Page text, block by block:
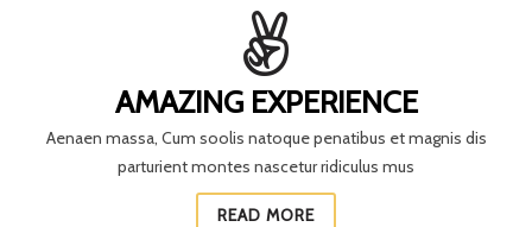
AMAZING EXPERIENCE
Aenaen massa, Cum soolis natoque penatibus et magnis dis
parturient montes nascetur ridiculus mus
READ MORE